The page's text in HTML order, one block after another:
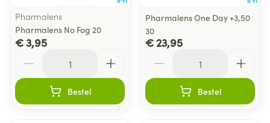
Pharmalens
Pharmalens No Fog 20
€ 3,95
Bestel
Pharmalens One Day +3,50
30
€ 23,95
Bestel